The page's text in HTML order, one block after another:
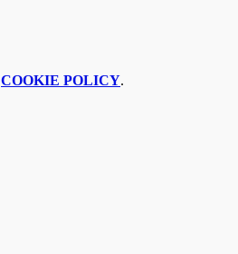
COOKIE POLICY.